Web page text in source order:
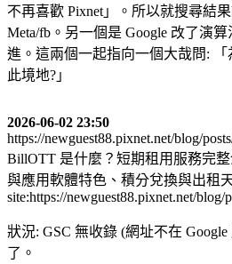
不再喜歡 Pixnet」。所以就搜尋結
Meta/fb。另一個是 Google 改了演
進。這兩個一起指向一個大哉問: 「
此境地?」
2026-06-02 23:50
https://newguest88.pixnet.net/blog/
BillOTT 是什麼？短期租用服務完
與應用軟體特色、積分兌換與出租
site:https://newguest88.pixnet.net/blog/
狀況: GSC 無收錄 (網址不在
了。